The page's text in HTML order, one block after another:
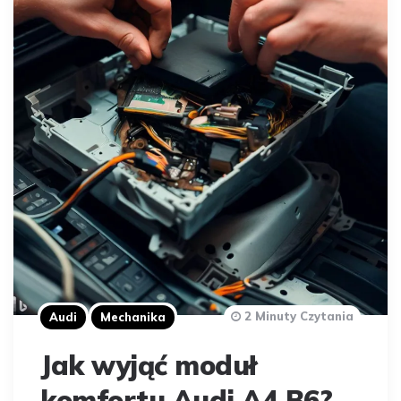
Audi Mechanika
Jak wyjąć moduł
2 Minuty Czytania